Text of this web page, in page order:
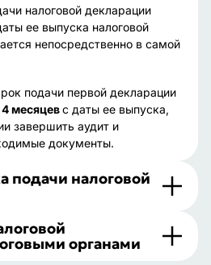
налоговой декларации
ее выпуска налоговой
непосредственно в самой
подачи первой декларации
4 месяцевс даты ее выпуска,
завершить аудит и
документы.
подачи налоговой
органами